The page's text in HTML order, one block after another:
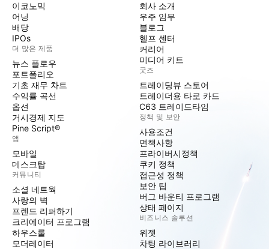
이코노믹
어닝
배당
IPOs
더 많은 제품
뉴스 플로우
포트폴리오
기초 재무 차트
수익률 곡선
옵션
거시경제 지도
Pine Script®
앱
모바일
데스크탑
커뮤니티
소셜 네트웍
사랑의 벽
프렌드 리퍼하기
크리에이터 프로그램
하우스룰
모더레이터
회사 소개
우주 임무
블로그
헬프 센터
커리어
미디어 키트
굿즈
트레이딩뷰 스토어
트레이더용 타로 카드
C63 트레이드타임
정책 및 보안
사용조건
면책사항
프라이버시정책
쿠키 정책
접근성 정책
보안 팁
버그 바운티 프로그램
상태 페이지
비즈니스 솔루션
위젯
차팅 라이브러리